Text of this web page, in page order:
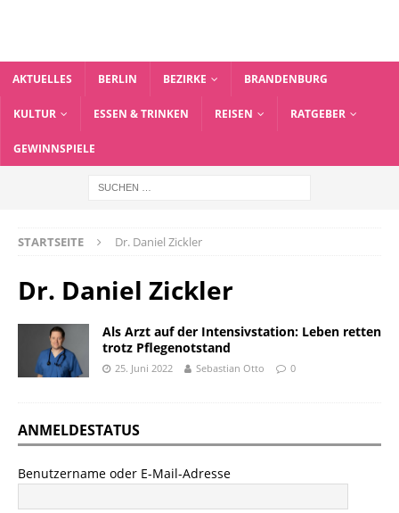
AKTUELLES BERLIN BEZIRKE BRANDENBURG
KULTUR ESSEN & TRINKEN REISEN RATGEBER
GEWINNSPIELE
STARTSEITE Dr. Daniel Zickler
Dr. Daniel Zickler
Als Arzt auf der Intensivstation: Leben retten
trotz Pflegenotstand
25. Juni 2022 Sebastian Otto 0
ANMELDESTATUS
Benutzername oder E-Mail-Adresse